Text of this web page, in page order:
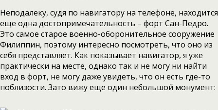
Неподалеку, судя по навигатору на телефоне, находится
еще одна достопримечательность – форт Сан-Педро.
Это самое старое военно-оборонительное сооружение
Филиппин, поэтому интересно посмотреть, что оно из
себя представляет. Как показывает навигатор, я уже
практически на месте, однако так и не могу ни найти
вход в форт, не могу даже увидеть, что он есть где-то
поблизости. Зато вижу еще один небольшой монумент: